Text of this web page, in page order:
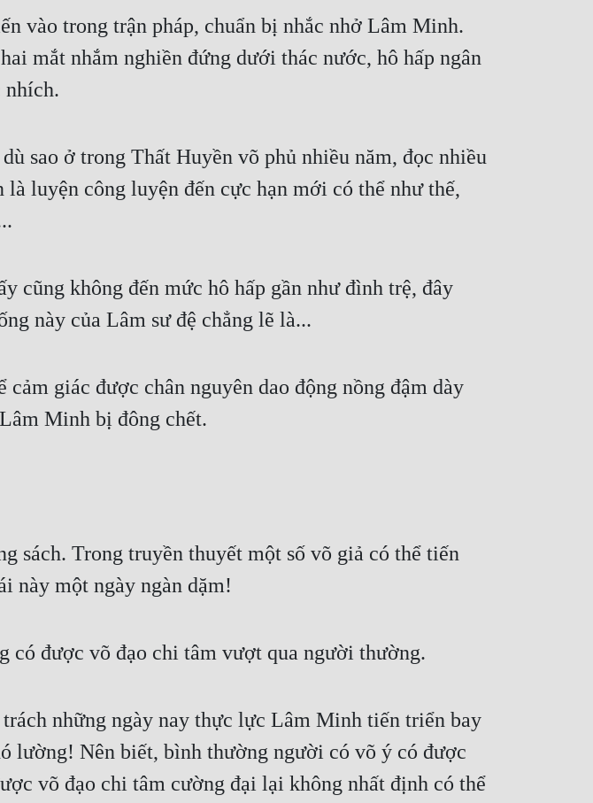
vào trong trận pháp, chuẩn bị nhắc nhở Lâm Minh.
mắt nhắm nghiền đứng dưới thác nước, hô hấp ngân
nhích.
sao ở trong Thất Huyền võ phủ nhiều năm, đọc nhiều
luyện công luyện đến cực hạn mới có thể như thế,
cũng không đến mức hô hấp gần như đình trệ, đây
này của Lâm sư đệ chẳng lẽ là...
giác được chân nguyên dao động nồng đậm dày
Minh bị đông chết.
sách. Trong truyền thuyết một số võ giả có thể tiến
này một ngày ngàn dặm!
có được võ đạo chi tâm vượt qua người thường.
những ngày nay thực lực Lâm Minh tiến triển bay
lường! Nên biết, bình thường người có võ ý có được
võ đạo chi tâm cường đại lại không nhất định có thể